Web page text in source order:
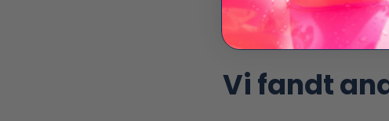
Vi fandt